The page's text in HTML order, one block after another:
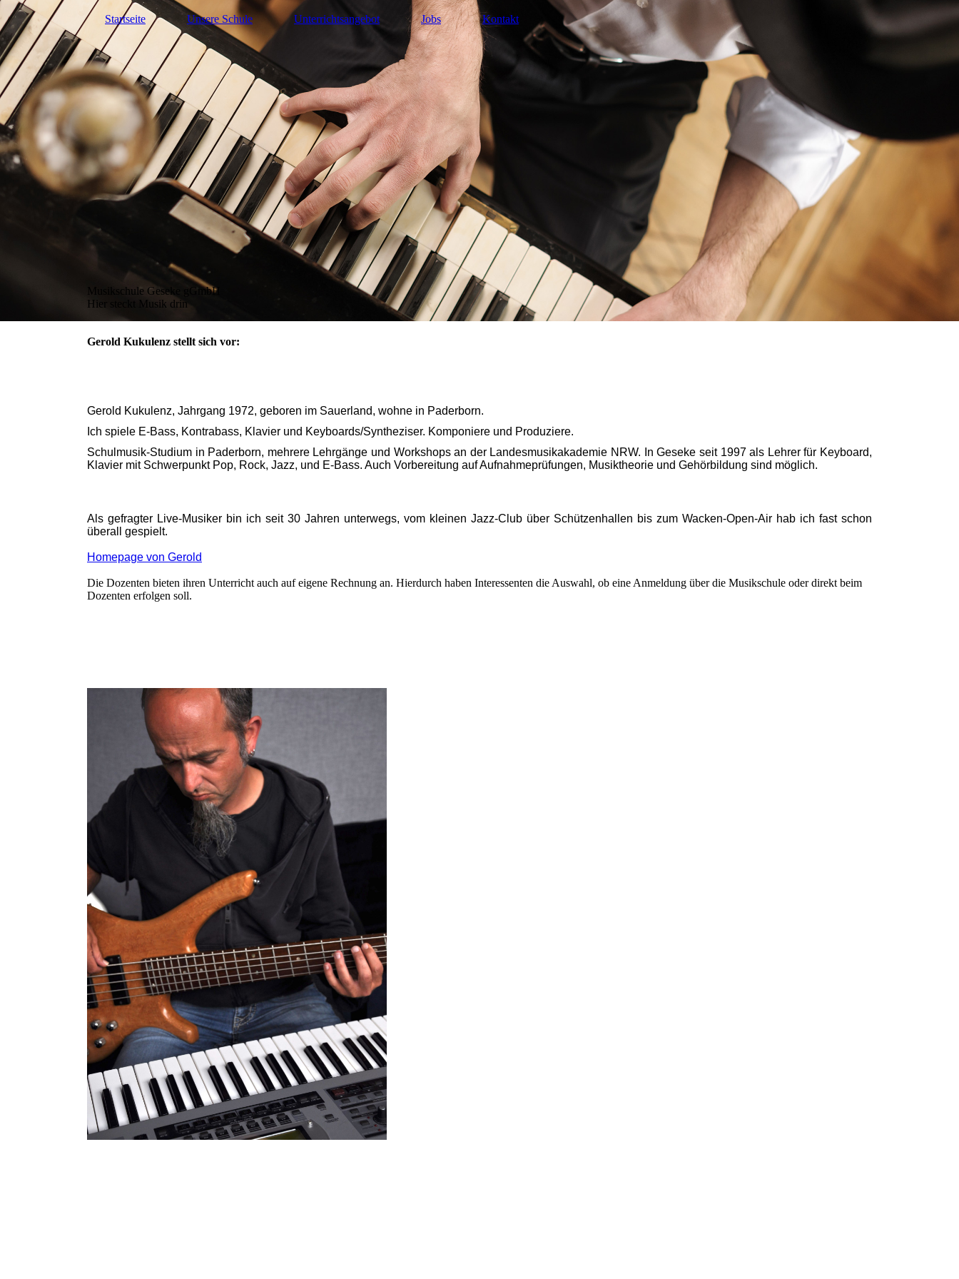
Startseite Unsere Schule Unterrichtsangebot Jobs Kontakt
Musikschule Geseke gGmbH
Hier steckt Musik drin
Gerold Kukulenz stellt sich vor:
Gerold Kukulenz, Jahrgang 1972, geboren im Sauerland, wohne in Paderborn.
Ich spiele E-Bass, Kontrabass, Klavier und Keyboards/Syntheziser. Komponiere und Produziere.
Schulmusik-Studium in Paderborn, mehrere Lehrgänge und Workshops an der Landesmusikakademie NRW. In Geseke seit 1997 als Lehrer für Keyboard,
Klavier mit Schwerpunkt Pop, Rock, Jazz, und E-Bass. Auch Vorbereitung auf Aufnahmeprüfungen, Musiktheorie und Gehörbildung sind möglich.
Als gefragter Live-Musiker bin ich seit 30 Jahren unterwegs, vom kleinen Jazz-Club über Schützenhallen bis zum Wacken-Open-Air hab ich fast schon
überall gespielt.
Homepage von Gerold
Die Dozenten bieten ihren Unterricht auch auf eigene Rechnung an. Hierdurch haben Interessenten die Auswahl, ob eine Anmeldung über die Musikschule oder direkt beim
Dozenten erfolgen soll.